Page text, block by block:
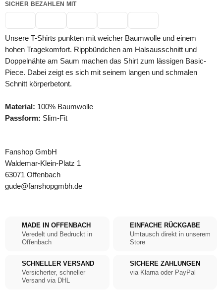
SICHER BEZAHLEN MIT
Unsere T-Shirts punkten mit weicher Baumwolle und einem
hohen Tragekomfort. Rippbündchen am Halsausschnitt und
Doppelnähte am Saum machen das Shirt zum lässigen Basic-
Piece. Dabei zeigt es sich mit seinem langen und schmalen
Schnitt körperbetont.
Material: 100% Baumwolle
Passform: Slim-Fit
Fanshop GmbH
Waldemar-Klein-Platz 1
63071 Offenbach
gude@fanshopgmbh.de
MADE IN OFFENBACH
Veredelt und Bedruckt in
Offenbach
EINFACHE RÜCKGABE
Umtausch direkt in unserem
Store
SCHNELLER VERSAND
Versicherter, schneller
Versand via DHL
SICHERE ZAHLUNGEN
via Klarna oder PayPal